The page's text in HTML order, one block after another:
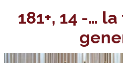
181+, 14 -…